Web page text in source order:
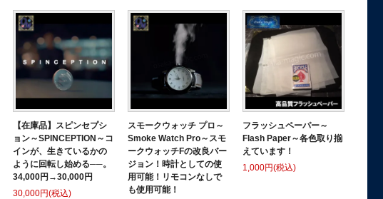
【在庫品】スピンセプシ
ョン～SPINCEPTION～コ
インが、生きているかの
ように回転し始める──。
34,000円→30,000円
30,000円(税込)
スモークウォッチ プロ～
Smoke Watch Pro～スモ
ークウォッチFの改良バー
ジョン！時計としての使
用可能！リモコンなしで
も使用可能！
フラッシュペーパー～
Flash Paper～各色取り揃
えています！
1,000円(税込)